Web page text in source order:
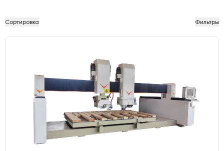
Сортировка Фильтры